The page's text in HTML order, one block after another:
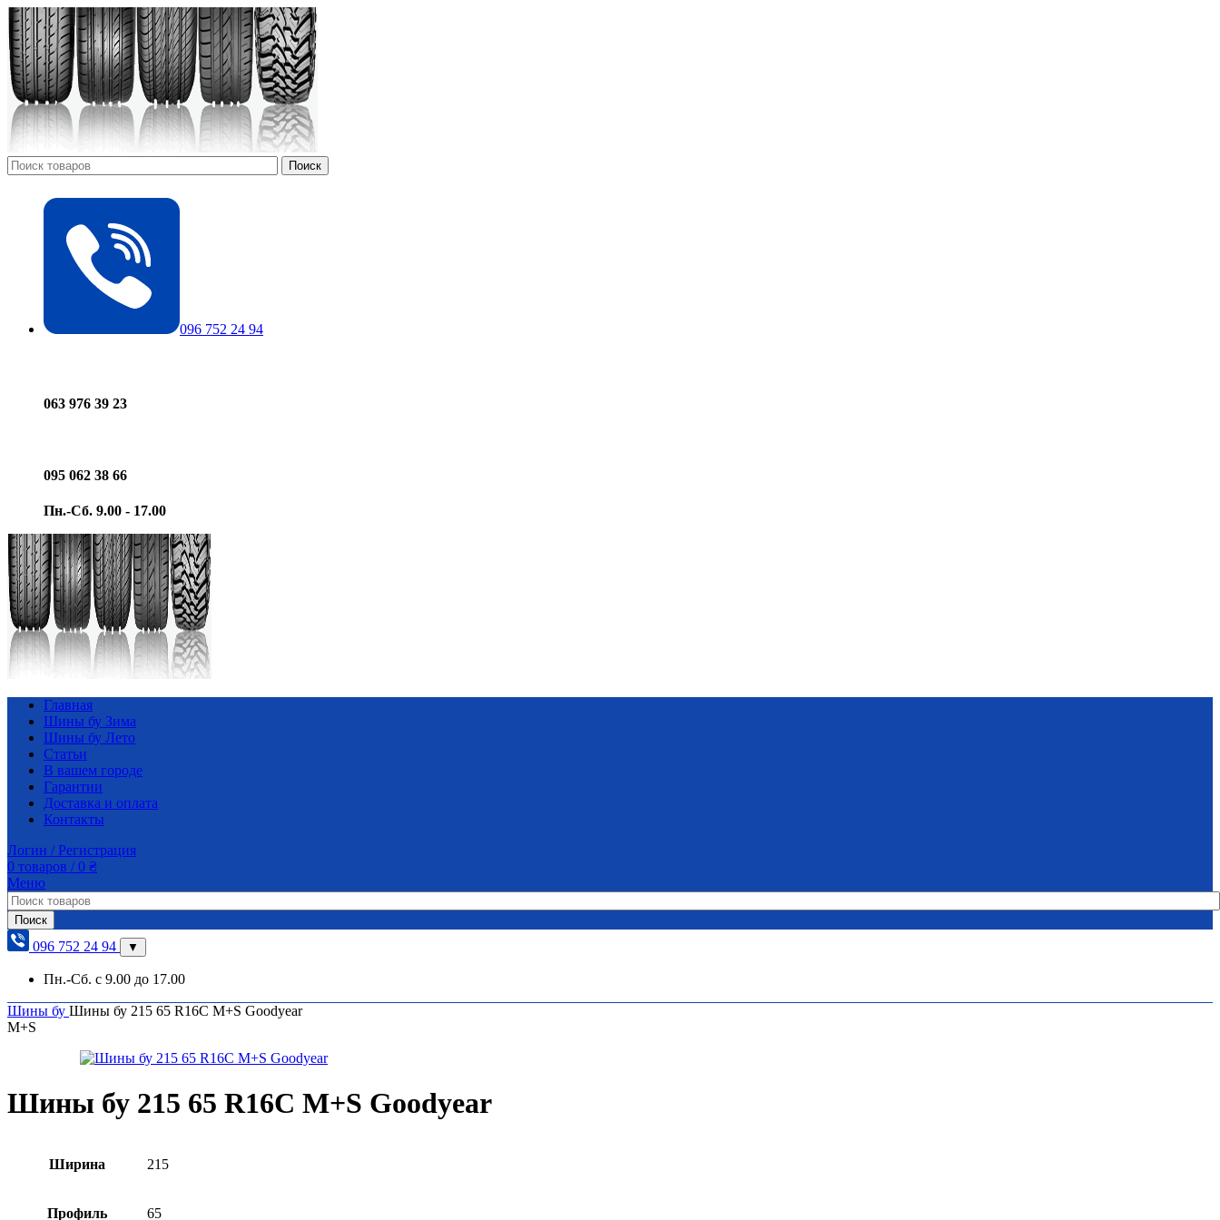
Поиск
096 752 24 94
063 976 39 23
095 062 38 66
Пн.-Сб. 9.00 - 17.00
Главная
Шины бу Зима
Шины бу Лето
Статьи
В вашем городе
Гарантии
Доставка и оплата
Контакты
Логин / Регистрация
0 товаров / 0 ₴
Меню
Поиск
096 752 24 94 ▼
Пн.-Сб. с 9.00 до 17.00
Шины бу Шины бу 215 65 R16C M+S Goodyear
M+S
Шины бу 215 65 R16C M+S Goodyear
Ширина 215
Профиль 65